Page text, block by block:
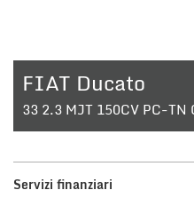
FIAT Ducato
33 2.3 MJT 150CV PC-TN
Servizi finanziari
in
qualsiasi
momento.